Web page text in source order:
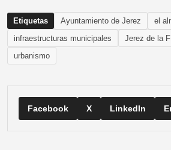
Etiquetas Ayuntamiento de Jerez
el
infraestructuras municipales
Jerez de la
urbanismo
Facebook X LinkedIn